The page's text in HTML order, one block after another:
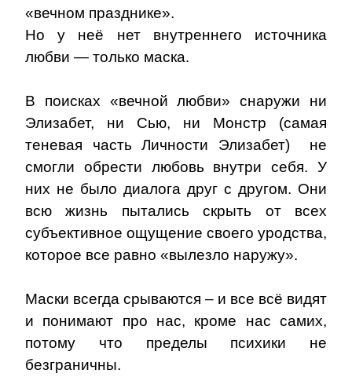
«вечном празднике».
Но у неё нет внутреннего источника
любви — только маска.
В поисках «вечной любви» снаружи ни
Элизабет, ни Сью, ни Монстр (самая
теневая часть Личности Элизабет) не
смогли обрести любовь внутри себя. У
них не было диалога друг с другом. Они
всю жизнь пытались скрыть от всех
субъективное ощущение своего уродства,
которое все равно «вылезло наружу».
Маски всегда срываются – и все всё видят
и понимают про нас, кроме нас самих,
потому что пределы психики не
безграничны.